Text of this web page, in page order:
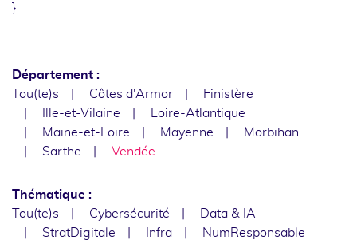
}
Département :
Tou(te)s
Côtes d'Armor
Finistère
Ille-et-Vilaine
Loire-Atlantique
Maine-et-Loire
Mayenne
Morbihan
Sarthe
Vendée
Thématique :
Tou(te)s
Cybersécurité
Data & IA
StratDigitale
Infra
NumResponsable